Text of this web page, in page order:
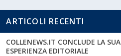
ARTICOLI RECENTI
COLLENEWS.IT CONCLUDE LA SUA
ESPERIENZA EDITORIALE